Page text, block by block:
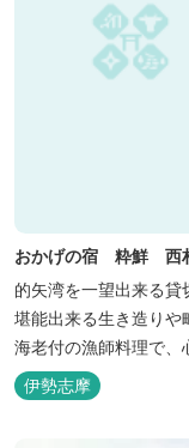
おかげの宿 粋鮮 西
的矢湾を一望出来る
堪能出来る生き造り
海老付の漁師料理で、
伊勢志摩